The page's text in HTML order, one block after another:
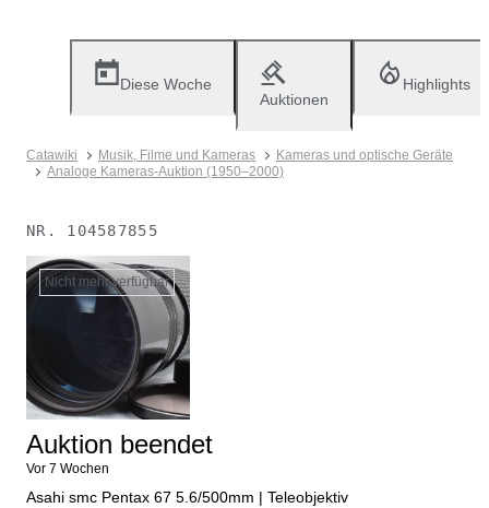
Diese Woche
Auktionen
Highlights
Catawiki Musik, Filme und Kameras
Kameras und optische Geräte
Analoge Kameras-Auktion (1950–2000)
NR. 104587855
Nicht mehr verfügbar
Auktion beendet
Vor 7 Wochen
Asahi smc Pentax 67 5.6/500mm | Teleobjektiv